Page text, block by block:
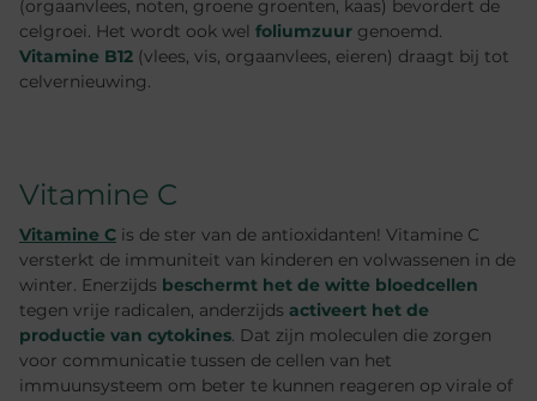
(orgaanvlees, noten, groene groenten, kaas) bevordert de
celgroei. Het wordt ook wel foliumzuur genoemd.
Vitamine B12 (vlees, vis, orgaanvlees, eieren) draagt bij tot
celvernieuwing.
Vitamine C
Vitamine C is de ster van de antioxidanten! Vitamine C
versterkt de immuniteit van kinderen en volwassenen in de
winter. Enerzijds beschermt het de witte bloedcellen
tegen vrije radicalen, anderzijds activeert het de
productie van cytokines. Dat zijn moleculen die zorgen
voor communicatie tussen de cellen van het
immuunsysteem om beter te kunnen reageren op virale of